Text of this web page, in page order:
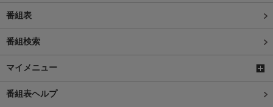
番組表
番組検索
マイメニュー
番組表ヘルプ